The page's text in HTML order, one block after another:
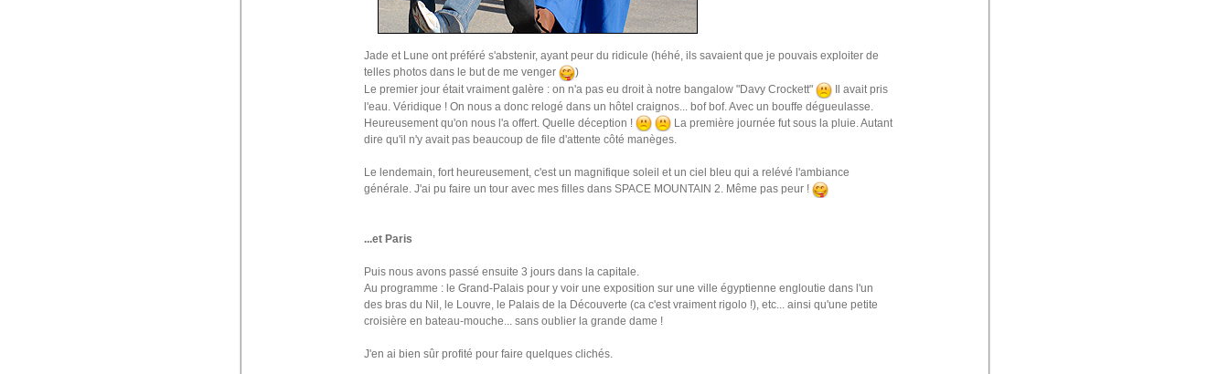
Jade et Lune ont préféré s'abstenir, ayant peur du ridicule (héhé, ils savaient que je pouvais exploiter de
telles photos dans le but de me venger
)
Le premier jour était vraiment galère : on n'a pas eu droit à notre bangalow "Davy Crockett"
Il avait pris
l'eau. Véridique ! On nous a donc relogé dans un hôtel craignos... bof bof. Avec un bouffe dégueulasse.
Heureusement qu'on nous l'a offert. Quelle déception !
La première journée fut sous la pluie. Autant
dire qu'il n'y avait pas beaucoup de file d'attente côté manèges.
Le lendemain, fort heureusement, c'est un magnifique soleil et un ciel bleu qui a relévé l'ambiance
générale. J'ai pu faire un tour avec mes filles dans SPACE MOUNTAIN 2. Même pas peur !
...et Paris
Puis nous avons passé ensuite 3 jours dans la capitale.
Au programme : le Grand-Palais pour y voir une exposition sur une ville égyptienne engloutie dans l'un
des bras du Nil, le Louvre, le Palais de la Découverte (ca c'est vraiment rigolo !), etc... ainsi qu'une petite
croisière en bateau-mouche... sans oublier la grande dame !
J'en ai bien sûr profité pour faire quelques clichés.